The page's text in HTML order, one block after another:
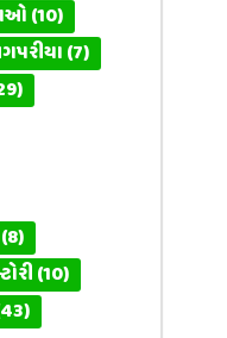
(10)
(7)
(8)
(10)